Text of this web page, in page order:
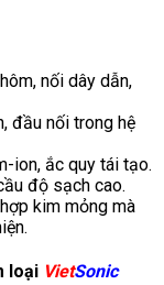
nối dây dẫn,
đầu nối trong hệ
ion, ắc quy tái tạo.
độ sạch cao.
kim mỏng mà
loại VietSonic